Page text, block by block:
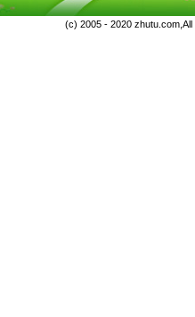
(c) 2005 - 2020